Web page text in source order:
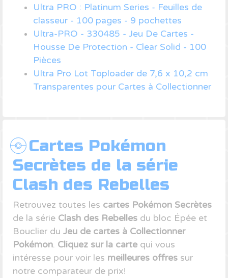
Ultra PRO : Platinum Series - Feuilles de
classeur - 100 pages - 9 pochettes
Ultra-PRO - 330485 - Jeu De Cartes -
Housse De Protection - Clear Solid - 100
Pièces
Ultra Pro Lot Toploader de 7,6 x 10,2 cm
Transparentes pour Cartes à Collectionner
Cartes Pokémon
Secrètes de la série
Clash des Rebelles
Retrouvez toutes les cartes Pokémon Secrètes
de la série Clash des Rebelles du bloc Épée et
Bouclier du Jeu de cartes à Collectionner
Pokémon. Cliquez sur la carte qui vous
intéresse pour voir les meilleures offres sur
notre comparateur de prix!